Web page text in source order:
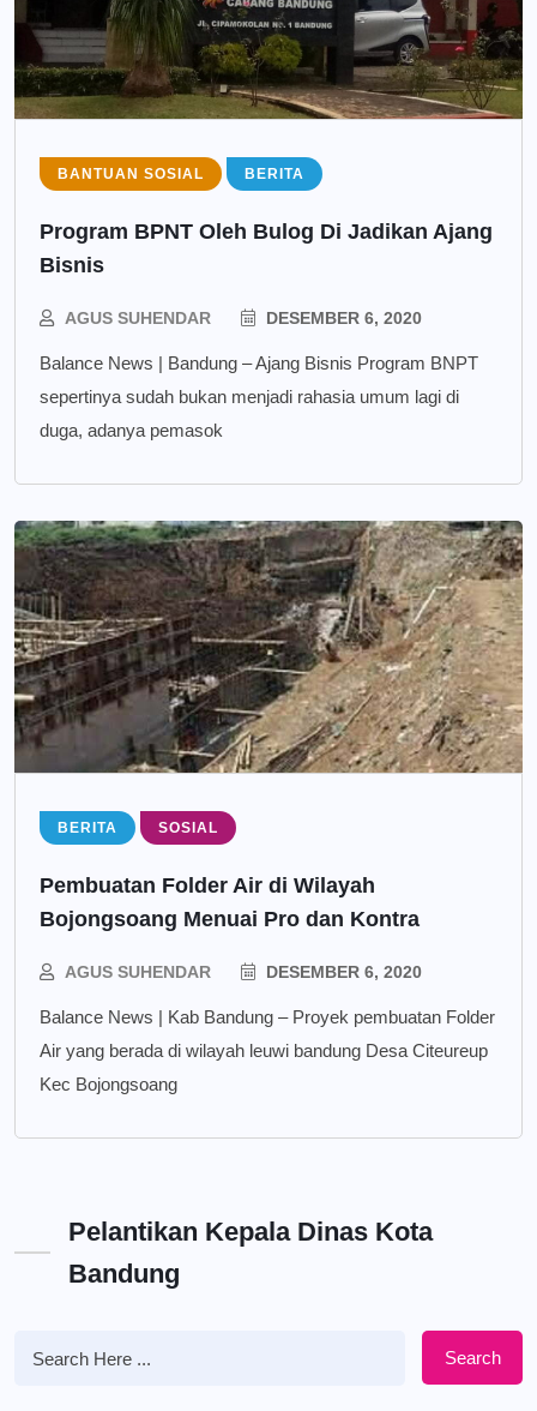
BANTUAN SOSIAL BERITA
Program BPNT Oleh Bulog Di Jadikan Ajang
Bisnis
AGUS SUHENDAR DESEMBER 6, 2020
Balance News | Bandung – Ajang Bisnis Program BNPT
sepertinya sudah bukan menjadi rahasia umum lagi di
duga, adanya pemasok
BERITA SOSIAL
Pembuatan Folder Air di Wilayah
Bojongsoang Menuai Pro dan Kontra
AGUS SUHENDAR DESEMBER 6, 2020
Balance News | Kab Bandung – Proyek pembuatan Folder
Air yang berada di wilayah leuwi bandung Desa Citeureup
Kec Bojongsoang
Pelantikan Kepala Dinas Kota
Bandung
Search